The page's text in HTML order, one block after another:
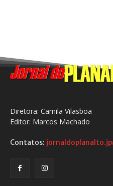
Diretora: Camila Vilasboa
Editor: Marcos Machado
Contatos: